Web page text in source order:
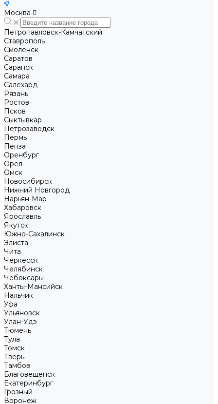
Москва
Петропавловск-Камчатский
Ставрополь
Смоленск
Саратов
Саранск
Самара
Салехард
Рязань
Ростов
Псков
Сыктывкар
Петрозаводск
Пермь
Пенза
Оренбург
Орел
Омск
Новосибирск
Нижний Новгород
Нарьян-Мар
Хабаровск
Ярославль
Якутск
Южно-Сахалинск
Элиста
Чита
Черкесск
Челябинск
Чебоксары
Ханты-Мансийск
Нальчик
Уфа
Ульяновск
Улан-Удэ
Тюмень
Тула
Томск
Тверь
Тамбов
Благовещенск
Екатеринбург
Грозный
Воронеж